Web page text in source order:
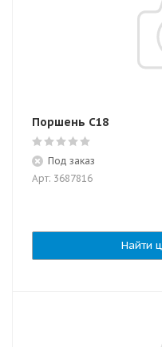
Поршень C18
Под заказ
Арт: 3687816
Найти